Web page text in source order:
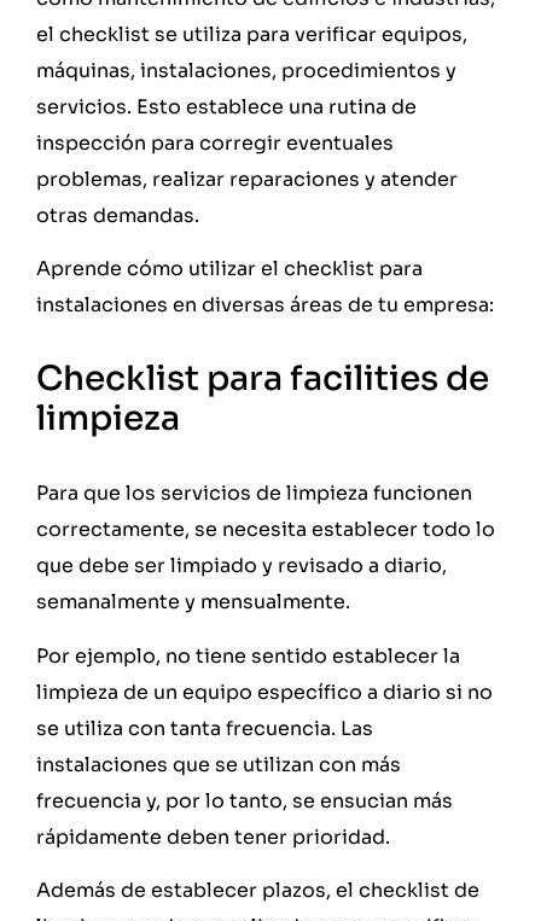
el checklist se utiliza para verificar equipos,
máquinas, instalaciones, procedimientos y
servicios. Esto establece una rutina de
inspección para corregir eventuales
problemas, realizar reparaciones y atender
otras demandas.
Aprende cómo utilizar el checklist para
instalaciones en diversas áreas de tu empresa:
Checklist para facilities de
limpieza
Para que los servicios de limpieza funcionen
correctamente, se necesita establecer todo lo
que debe ser limpiado y revisado a diario,
semanalmente y mensualmente.
Por ejemplo, no tiene sentido establecer la
limpieza de un equipo específico a diario si no
se utiliza con tanta frecuencia. Las
instalaciones que se utilizan con más
frecuencia y, por lo tanto, se ensucian más
rápidamente deben tener prioridad.
Además de establecer plazos, el checklist de